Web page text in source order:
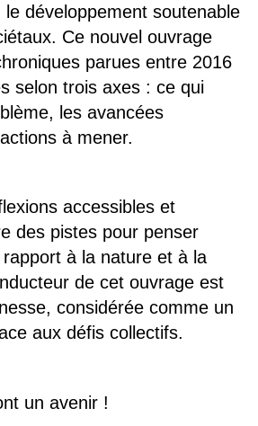
le développement soutenable
Ce nouvel ouvrage
parues entre 2016
selon trois axes : ce qui
les avancées
à mener.
accessibles et
des pistes pour penser
rapport à la nature et à la
de cet ouvrage est
considérée comme un
aux défis collectifs.
un avenir !